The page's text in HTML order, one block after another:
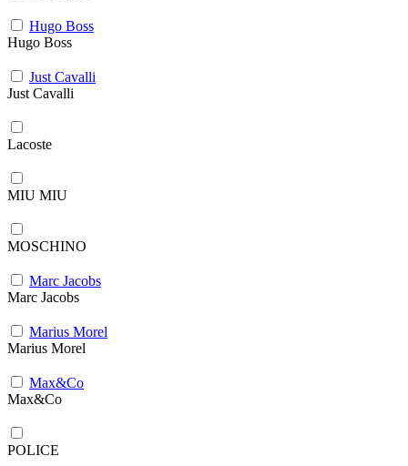
Hugo Boss
Hugo Boss
Just Cavalli
Just Cavalli
Lacoste
MIU MIU
MOSCHINO
Marc Jacobs
Marc Jacobs
Marius Morel
Marius Morel
Max&Co
Max&Co
POLICE